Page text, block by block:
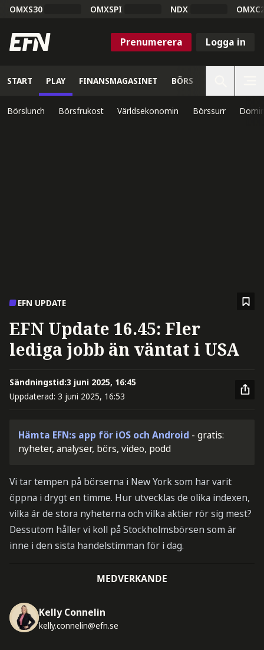
OMXS30 OMXSPI NDX
Prenumerera Logga in
START PLAY FINANSMAGASINET BÖRS
Börslunch Börsfrukost Världsekonomin Börssurr
EFN UPDATE
EFN Update 16.45: Fler
lediga jobb än väntat i USA
Sändningstid:3 juni 2025, 16:45
Uppdaterad: 3 juni 2025, 16:53
Hämta EFN:s app för iOS och Android - gratis:
nyheter, analyser, börs, video, podd
Vi tar tempen på börserna i New York som har varit
öppna i drygt en timme. Hur utvecklas de olika indexen,
vilka är de stora nyheterna och vilka aktier rör sig mest?
Dessutom håller vi koll på Stockholmsbörsen som är
inne i den sista handelstimman för i dag.
MEDVERKANDE
Kelly Connelin
kelly.connelin@efn.se